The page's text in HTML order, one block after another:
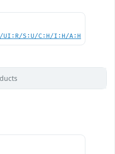
UI:R/S:U/C:H/I:H/A:H